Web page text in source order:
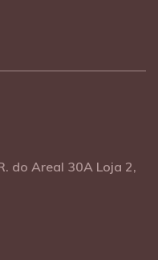
do Areal 30A Loja 2,